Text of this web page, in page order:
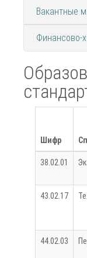
Вакантные
Финансово-
Шифр
38.02.01
43.02.17
44.02.03